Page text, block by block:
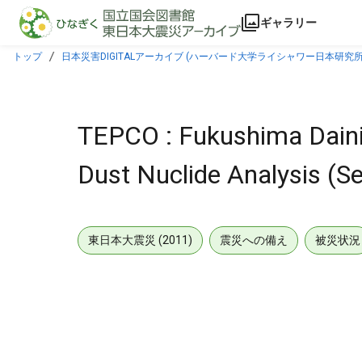
本文に飛ぶ
ギャラリー
トップ 日本災害DIGITALアーカイブ (ハーバード大学ライシャワー日本研究
TEPCO : Fukushima
Dust Nuclide Analysis
東日本大震災 (2011) 震災への備え 被災状況